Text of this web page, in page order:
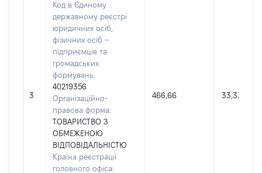
3
Код в Єдиному
державному реєстрі
юридичних осіб,
фізичних осіб –
підприємців та
громадських
формувань:
40219356
Організаційно-
правова форма:
ТОВАРИСТВО З
ОБМЕЖЕНОЮ
ВІДПОВІДАЛЬНІСТЮ
Країна реєстрації
головного офіса:
466,66 33,33